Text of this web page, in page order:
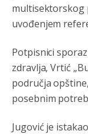
multisektorskog
uvođenjem
Potpisnici
zdravlja, Vrtić
područja
posebnim
Jugović je